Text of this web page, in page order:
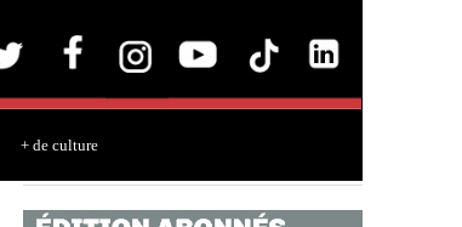
+ de culture